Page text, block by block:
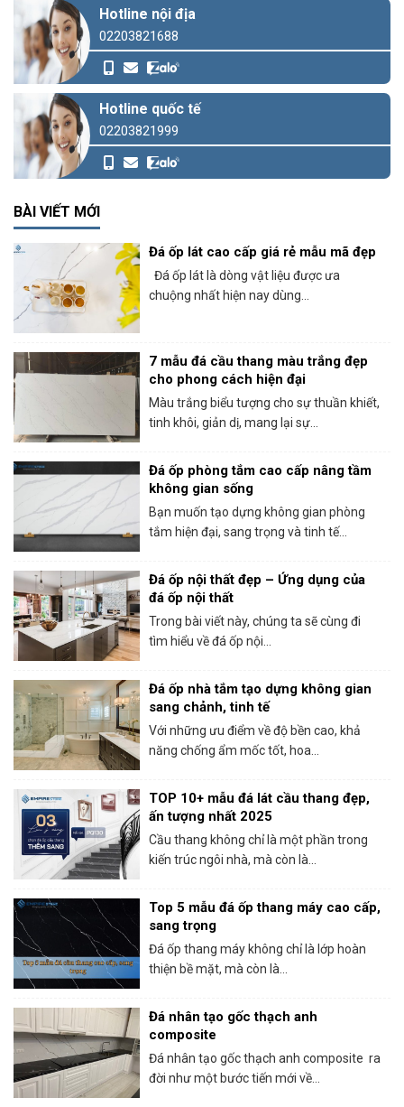
Hotline nội địa
02203821688
Hotline quốc tế
02203821999
BÀI VIẾT MỚI
Đá ốp lát cao cấp giá rẻ mẫu mã đẹp
Đá ốp lát là dòng vật liệu được ưa
chuộng nhất hiện nay dùng...
7 mẫu đá cầu thang màu trắng đẹp
cho phong cách hiện đại
Màu trắng biểu tượng cho sự thuần khiết,
tinh khôi, giản dị, mang lại sự...
Đá ốp phòng tắm cao cấp nâng tầm
không gian sống
Bạn muốn tạo dựng không gian phòng
tắm hiện đại, sang trọng và tinh tế...
Đá ốp nội thất đẹp – Ứng dụng của
đá ốp nội thất
Trong bài viết này, chúng ta sẽ cùng đi
tìm hiểu về đá ốp nội...
Đá ốp nhà tắm tạo dựng không gian
sang chảnh, tinh tế
Với những ưu điểm về độ bền cao, khả
năng chống ẩm mốc tốt, hoa...
TOP 10+ mẫu đá lát cầu thang đẹp,
ấn tượng nhất 2025
Cầu thang không chỉ là một phần trong
kiến trúc ngôi nhà, mà còn là...
Top 5 mẫu đá ốp thang máy cao cấp,
sang trọng
Đá ốp thang máy không chỉ là lớp hoàn
thiện bề mặt, mà còn là...
Đá nhân tạo gốc thạch anh
composite
Đá nhân tạo gốc thạch anh composite ra
đời như một bước tiến mới về...